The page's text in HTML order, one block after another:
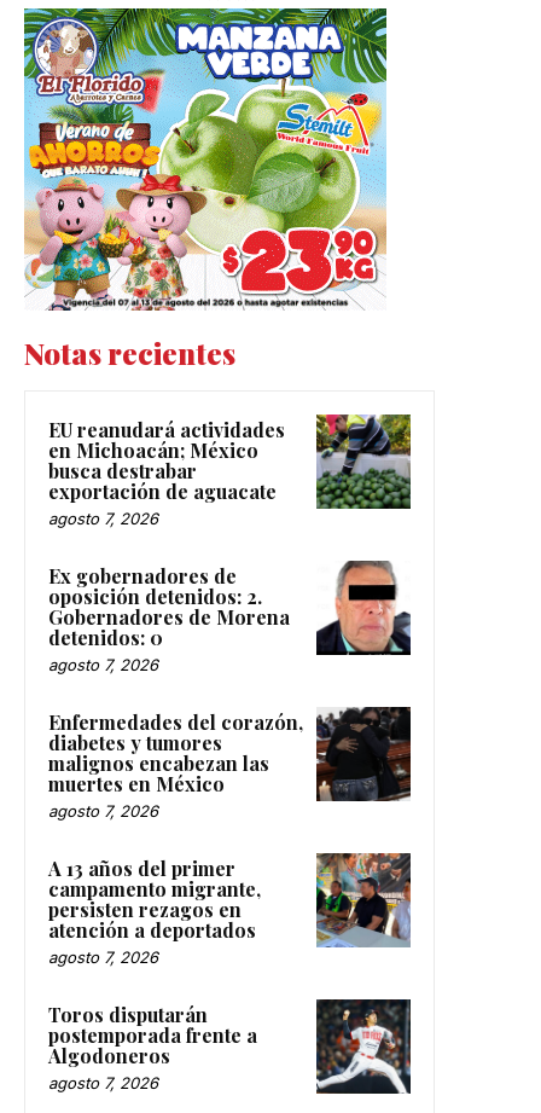
Notas recientes
EU reanudará actividades
en Michoacán; México
busca destrabar
exportación de aguacate
agosto 7, 2026
Ex gobernadores de
oposición detenidos: 2.
Gobernadores de Morena
detenidos: 0
agosto 7, 2026
Enfermedades del corazón,
diabetes y tumores
malignos encabezan las
muertes en México
agosto 7, 2026
A 13 años del primer
campamento migrante,
persisten rezagos en
atención a deportados
agosto 7, 2026
Toros disputarán
postemporada frente a
Algodoneros
agosto 7, 2026